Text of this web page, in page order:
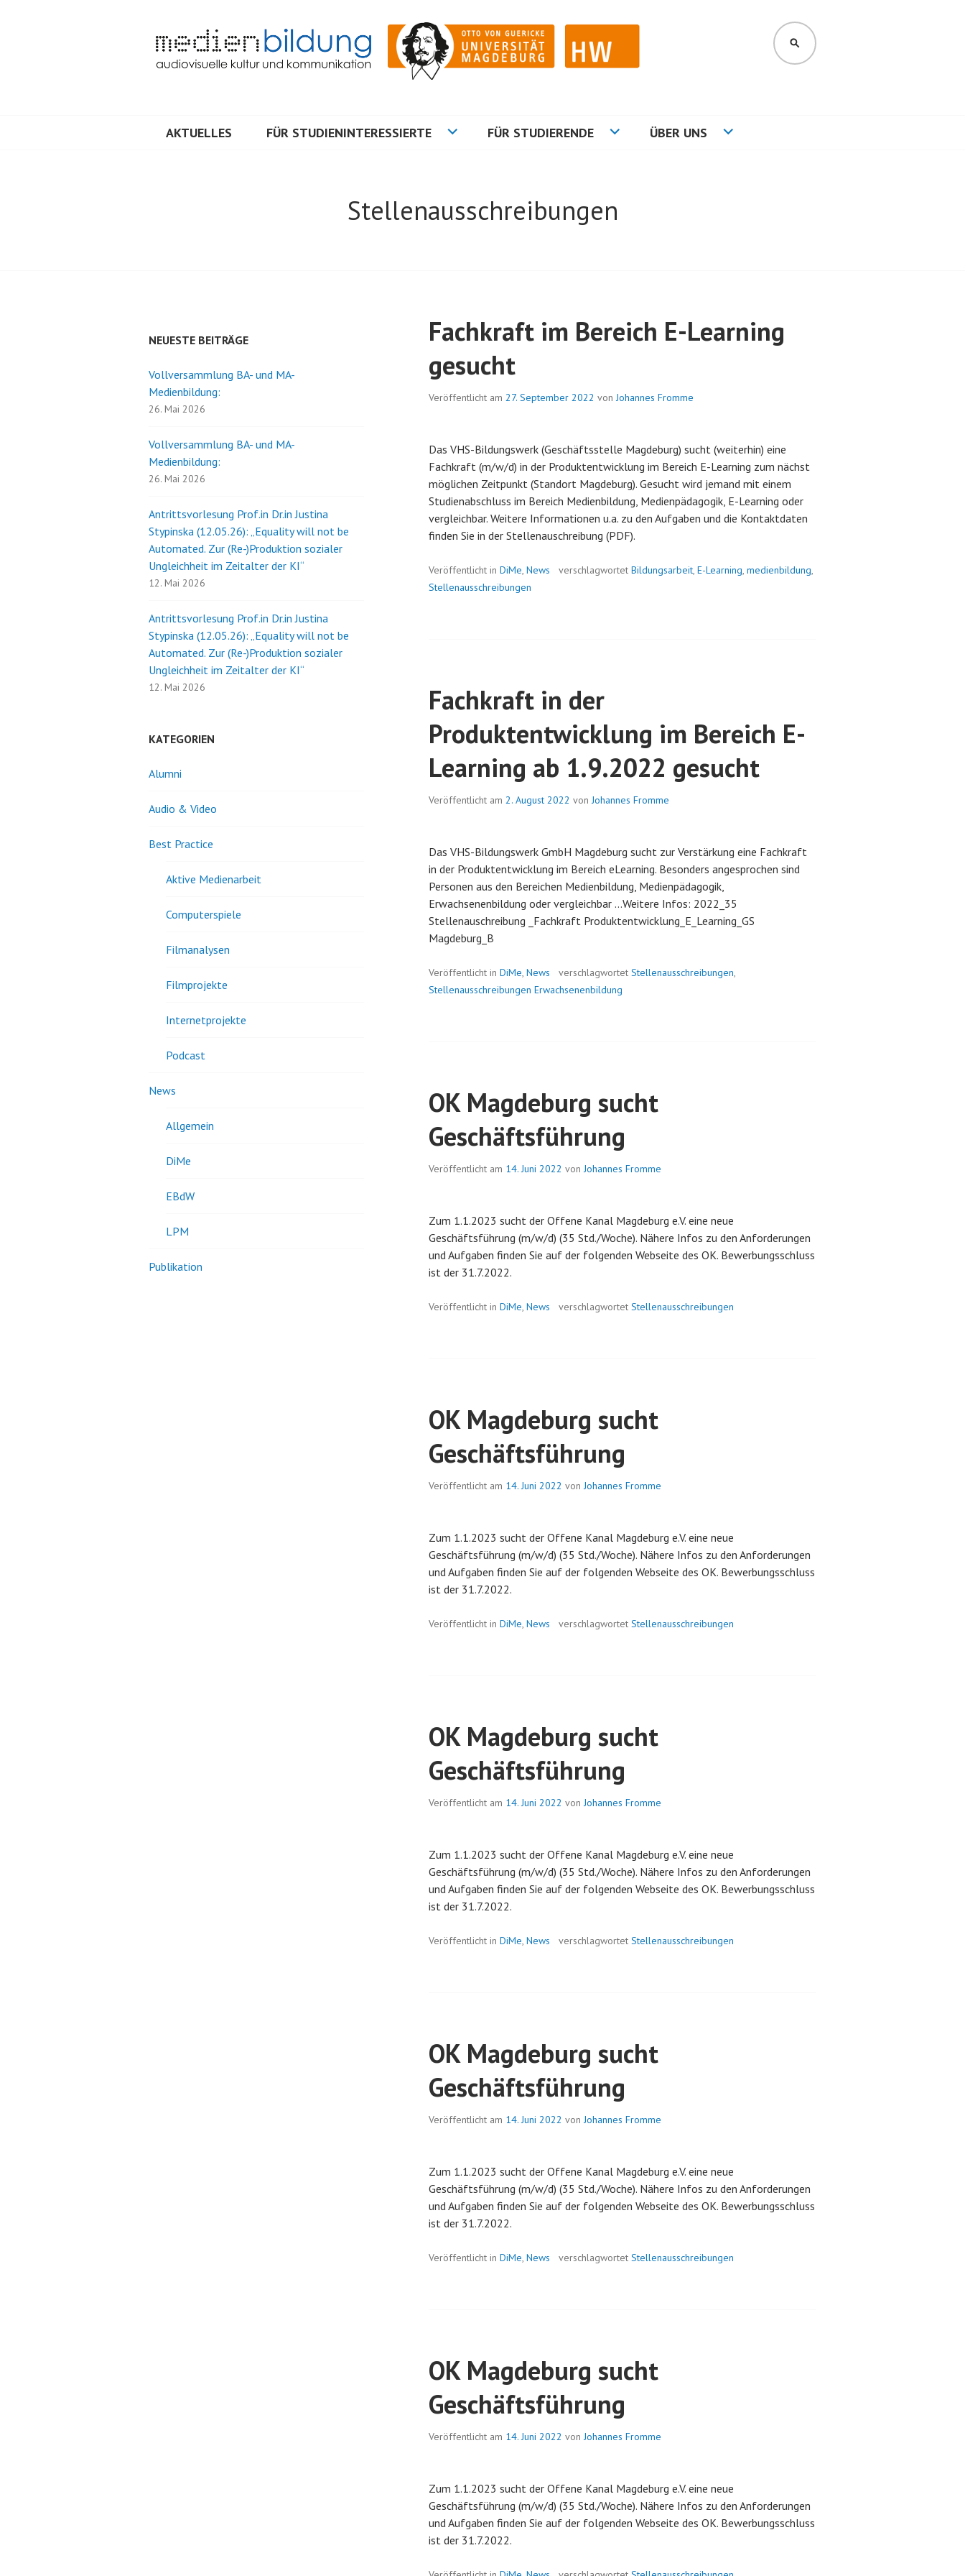
MEDIENBILDUNG
SUCHEN
AKTUELLES FÜR STUDIENINTERESSIERTE FÜR STUDIERENDE ÜBER UNS
Stellenausschreibungen
Fachkraft im Bereich E-Learning
gesucht
Veröffentlicht am 27. September 2022 vonJohannes Fromme
Das VHS-Bildungswerk (Geschäftsstelle Magdeburg) sucht (weiterhin) eine
Fachkraft (m/w/d) in der Produktentwicklung im Bereich E-Learning zum nächst
möglichen Zeitpunkt (Standort Magdeburg). Gesucht wird jemand mit einem
Studienabschluss im Bereich Medienbildung, Medienpädagogik, E-Learning oder
vergleichbar. Weitere Informationen u.a. zu den Aufgaben und die Kontaktdaten
finden Sie in der Stellenauschreibung (PDF).
Veröffentlicht in DiMe, News verschlagwortet Bildungsarbeit, E-Learning, medienbildung,
Stellenausschreibungen
Fachkraft in der
Produktentwicklung im Bereich E-
Learning ab 1.9.2022 gesucht
Veröffentlicht am 2. August 2022 vonJohannes Fromme
Das VHS-Bildungswerk GmbH Magdeburg sucht zur Verstärkung eine Fachkraft
in der Produktentwicklung im Bereich eLearning. Besonders angesprochen sind
Personen aus den Bereichen Medienbildung, Medienpädagogik,
Erwachsenenbildung oder vergleichbar …Weitere Infos: 2022_35
Stellenauschreibung _Fachkraft Produktentwicklung_E_Learning_GS
Magdeburg_B
Veröffentlicht in DiMe, News verschlagwortet Stellenausschreibungen,
Stellenausschreibungen Erwachsenenbildung
OK Magdeburg sucht
Geschäftsführung
Veröffentlicht am 14. Juni 2022 vonJohannes Fromme
Zum 1.1.2023 sucht der Offene Kanal Magdeburg e.V. eine neue
Geschäftsführung (m/w/d) (35 Std./Woche). Nähere Infos zu den Anforderungen
und Aufgaben finden Sie auf der folgenden Webseite des OK. Bewerbungsschluss
ist der 31.7.2022.
Veröffentlicht in DiMe, News verschlagwortet Stellenausschreibungen
OK Magdeburg sucht
Geschäftsführung
Veröffentlicht am 14. Juni 2022 vonJohannes Fromme
Zum 1.1.2023 sucht der Offene Kanal Magdeburg e.V. eine neue
Geschäftsführung (m/w/d) (35 Std./Woche). Nähere Infos zu den Anforderungen
und Aufgaben finden Sie auf der folgenden Webseite des OK. Bewerbungsschluss
ist der 31.7.2022.
Veröffentlicht in DiMe, News verschlagwortet Stellenausschreibungen
OK Magdeburg sucht
Geschäftsführung
Veröffentlicht am 14. Juni 2022 vonJohannes Fromme
Zum 1.1.2023 sucht der Offene Kanal Magdeburg e.V. eine neue
Geschäftsführung (m/w/d) (35 Std./Woche). Nähere Infos zu den Anforderungen
und Aufgaben finden Sie auf der folgenden Webseite des OK. Bewerbungsschluss
ist der 31.7.2022.
Veröffentlicht in DiMe, News verschlagwortet Stellenausschreibungen
OK Magdeburg sucht
Geschäftsführung
Veröffentlicht am 14. Juni 2022 vonJohannes Fromme
Zum 1.1.2023 sucht der Offene Kanal Magdeburg e.V. eine neue
Geschäftsführung (m/w/d) (35 Std./Woche). Nähere Infos zu den Anforderungen
und Aufgaben finden Sie auf der folgenden Webseite des OK. Bewerbungsschluss
ist der 31.7.2022.
Veröffentlicht in DiMe, News verschlagwortet Stellenausschreibungen
OK Magdeburg sucht
Geschäftsführung
Veröffentlicht am 14. Juni 2022 vonJohannes Fromme
Zum 1.1.2023 sucht der Offene Kanal Magdeburg e.V. eine neue
Geschäftsführung (m/w/d) (35 Std./Woche). Nähere Infos zu den Anforderungen
und Aufgaben finden Sie auf der folgenden Webseite des OK. Bewerbungsschluss
ist der 31.7.2022.
NEUESTE BEITRÄGE
Vollversammlung BA- und MA-
Medienbildung:
26. Mai 2026
Vollversammlung BA- und MA-
Medienbildung:
26. Mai 2026
Antrittsvorlesung Prof.in Dr.in Justina
Stypinska (12.05.26): „Equality will not be
Automated. Zur (Re-)Produktion sozialer
Ungleichheit im Zeitalter der KI“
12. Mai 2026
Antrittsvorlesung Prof.in Dr.in Justina
Stypinska (12.05.26): „Equality will not be
Automated. Zur (Re-)Produktion sozialer
Ungleichheit im Zeitalter der KI“
12. Mai 2026
KATEGORIEN
Alumni
Audio & Video
Best Practice
Aktive Medienarbeit
Computerspiele
Filmanalysen
Filmprojekte
Internetprojekte
Podcast
News
Allgemein
DiMe
EBdW
LPM
Publikation